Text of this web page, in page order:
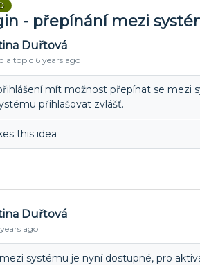
- přepínání mezi
Duřtová
a topic 6 years ago
mít možnost přepínat se mezi
přihlašovat zvlášť.
this idea
Duřtová
ago
systému je nyní dostupné, pro